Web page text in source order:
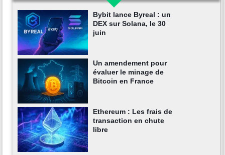
Bybit lance Byreal : un
DEX sur Solana, le 30
juin
Un amendement pour
évaluer le minage de
Bitcoin en France
Ethereum : Les frais de
transaction en chute
libre